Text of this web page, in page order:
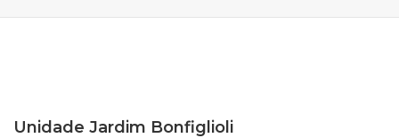
Unidade Jardim Bonfiglioli